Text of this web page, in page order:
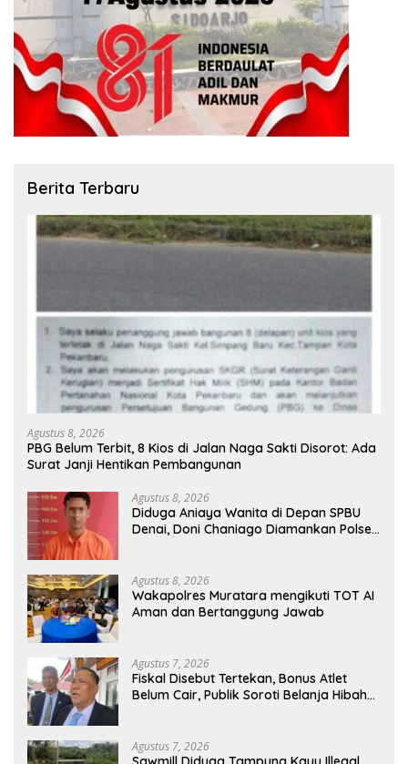
Berita Terbaru
Agustus 8, 2026
PBG Belum Terbit, 8 Kios di Jalan Naga Sakti Disorot: Ada
Surat Janji Hentikan Pembangunan
Agustus 8, 2026
Diduga Aniaya Wanita di Depan SPBU
Denai, Doni Chaniago Diamankan Polsek
Agustus 8, 2026
Wakapolres Muratara mengikuti TOT AI
Aman dan Bertanggung Jawab
Agustus 7, 2026
Fiskal Disebut Tertekan, Bonus Atlet
Belum Cair, Publik Soroti Belanja Hibah
Agustus 7, 2026